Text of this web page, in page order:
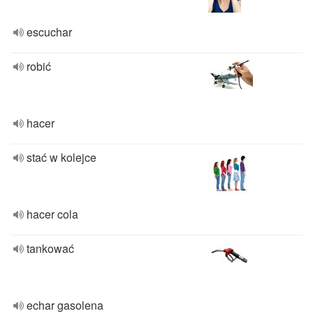
escuchar
robić
hacer
stać w kolejce
hacer cola
tankować
echar gasolena